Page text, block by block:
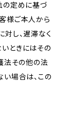
の定めに基づ
様ご本人から
し、遅滞なく
ときにはその
法その他の法
い場合は、この